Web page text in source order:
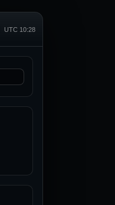
UTC 10:28